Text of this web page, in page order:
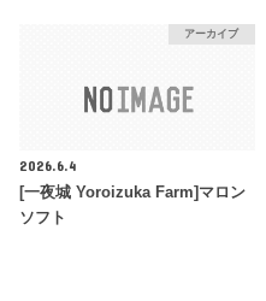
アーカイブ
2026.6.4
[一夜城 Yoroizuka Farm]マロン
ソフト